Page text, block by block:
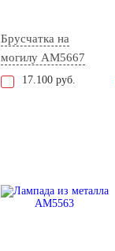
Брусчатка на
могилу AM5667
17.100 руб.